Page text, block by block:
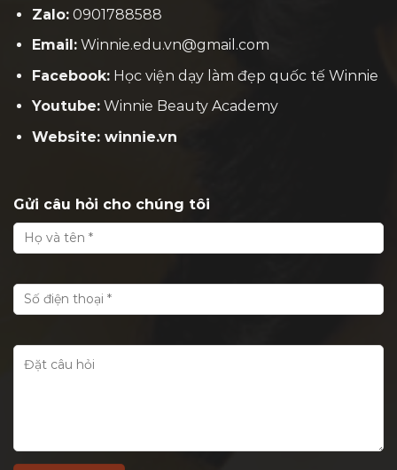
Zalo:0901788588
Email:Winnie.edu.vn@gmail.com
Facebook:Học viện dạy làm đẹp quốc tế Winnie
Youtube:Winnie Beauty Academy
Website: winnie.vn
Gửi câu hỏi cho chúng tôi